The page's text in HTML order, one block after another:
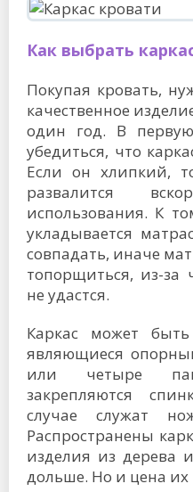
Как выбрать
Покупая кровать,
качественное
один год. В
убедиться, что
Если он хлипкий,
развалится
использования. К
укладывается
совпадать, иначе
топорщиться, из-за
не удастся.
Каркас может
являющиеся
или четыре
закрепляются
случае служат
Распространены
изделия из дерева
дольше. Но и цена